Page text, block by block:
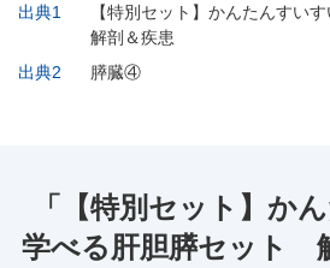
出典1
【特別セット】かんたんすい
解剖＆疾患
出典2
膵臓④
「【特別セット】か
学べる肝胆膵セット